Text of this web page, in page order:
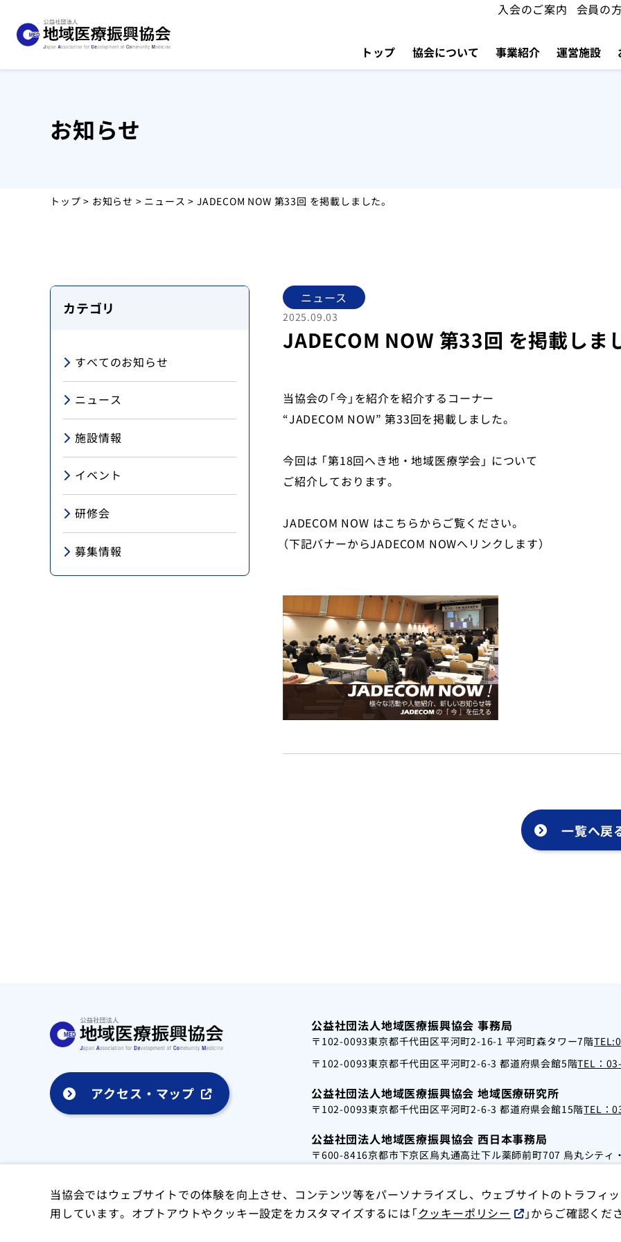
入会のご案内 会員の
トップ 協会について 事業紹介 運営施設
協会について
ライブラリ
入会のご案内
English
トップ
お知らせ
トップ > お知らせ > ニュース > JADECOM NOW 第33回 を掲載しました。
ニュース
2025.09.03
JADECOM NOW 第33回 を掲載しま
当協会の「今」を紹介を紹介するコーナー
“JADECOM NOW” 第33回を掲載しました。
今回は 「第18回へき地・地域医療学会」 について
ご紹介しております。
JADECOM NOW はこちらからご覧ください。
（下記バナーからJADECOM NOWへリンクします）
一覧へ戻
カテゴリ
すべてのお知らせ
ニュース
施設情報
イベント
研修会
募集情報
アクセス・マップ
公益社団法人地域医療振興協会 事務局
〒102-0093東京都千代田区平河町2-16-1 平河町森タワー7階
〒102-0093東京都千代田区平河町2-6-3 都道府県会館5階TEL：
公益社団法人地域医療振興協会 地域医療研究所
〒102-0093東京都千代田区平河町2-6-3 都道府県会館15階TEL：
公益社団法人地域医療振興協会 西日本事務局
〒600-8416京都市下京区烏丸通高辻下ル薬師前町707 烏丸シティ
サイトマップ 個
Copyright 2024 Japan Association for Development of Community Medicine All Rights Reserved.
当協会ではウェブサイトでの体験を向上させ、コンテンツ等をパーソナライズし、ウェブサイトのトラフィ
用しています。オプトアウトやクッキー設定をカスタマイズするには「クッキーポリシー 」からご確認くだ